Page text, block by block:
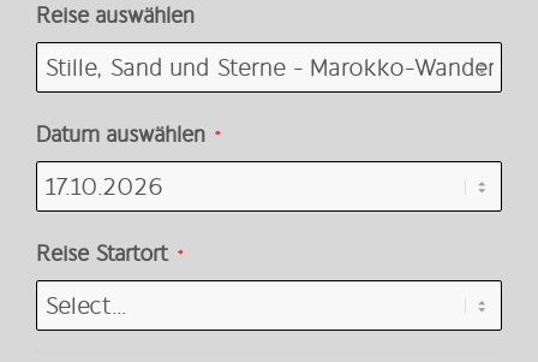
Reise auswählen
Datum auswählen *
Reise Startort *